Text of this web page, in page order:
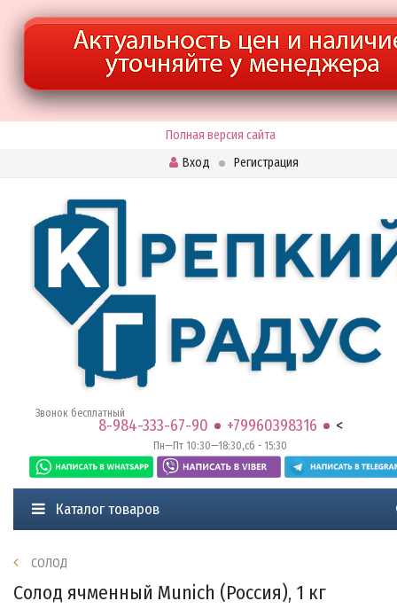
Полная версия сайта
Вход
Регистрация
8-984-333-67-90 +79960398316 <
Звонок бесплатный
Пн—Пт 10:30—18:30,сб - 15:30
Каталог товаров
СОЛОД
Солод ячменный Munich (Россия), 1 кг